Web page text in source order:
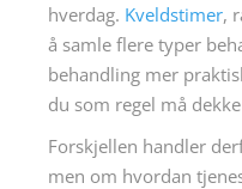
hverdag. Kveldstimer,
å samle flere typer
behandling mer
du som regel må
Forskjellen handler
men om hvordan